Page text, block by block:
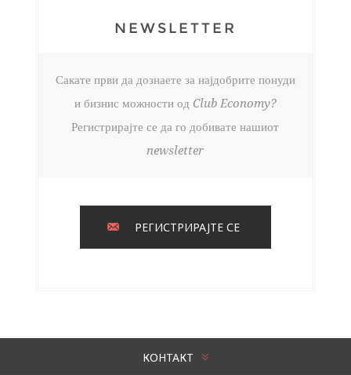
NEWSLETTER
Сакате први да дознаете за најдобрите понуди
и бизнис можности од Club Economy?
Регистрирајте се да го добивате нашиот
newsletter
РЕГИСТРИРАЈТЕ СЕ
КОНТАКТ